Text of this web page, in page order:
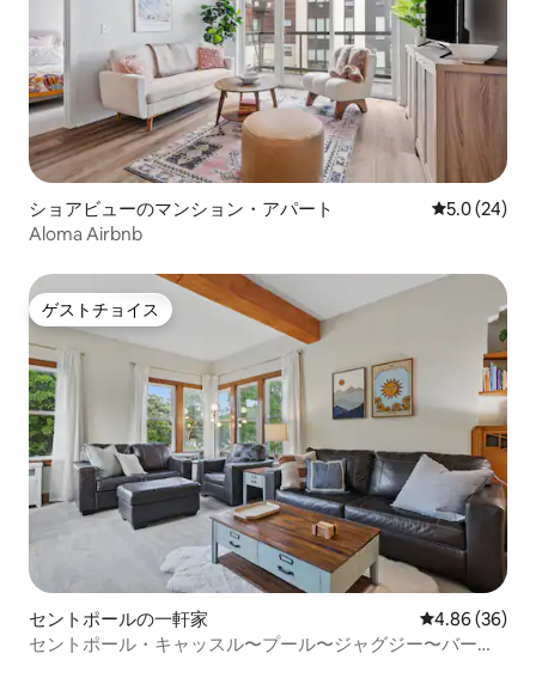
ショアビューのマンション・アパート レビュー24
5.0 (24)
Aloma Airbnb
ゲストチョイス
ゲストチョイス
セントポールの一軒家 レビュー36
4.86 (36)
セントポール・キャッスル〜プール〜ジャグジー〜バー〜